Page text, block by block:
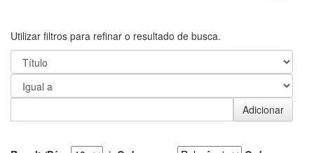
Utilizar filtros para refinar o resultado de busca.